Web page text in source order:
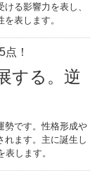
る影響力を表し、
表します。
！
する。逆
勢です。性格形成や
れます。主に誕生し
します。